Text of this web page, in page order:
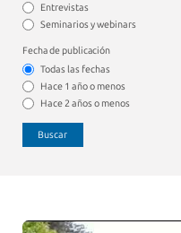
Entrevistas
Seminarios y webinars
Fecha de publicación
Todas las fechas
Hace 1 año o menos
Hace 2 años o menos
Buscar